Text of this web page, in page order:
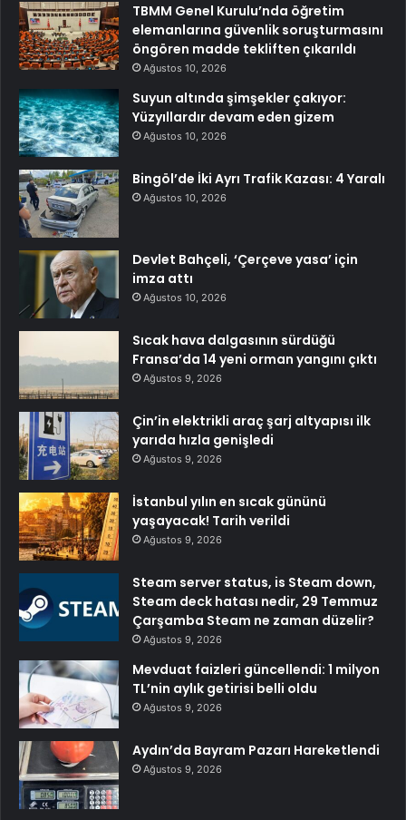
TBMM Genel Kurulu’nda öğretim
elemanlarına güvenlik soruşturmasını
öngören madde tekliften çıkarıldı
Ağustos 10, 2026
Suyun altında şimşekler çakıyor:
Yüzyıllardır devam eden gizem
Ağustos 10, 2026
Bingöl’de İki Ayrı Trafik Kazası: 4 Yaralı
Ağustos 10, 2026
Devlet Bahçeli, ‘Çerçeve yasa’ için
imza attı
Ağustos 10, 2026
Sıcak hava dalgasının sürdüğü
Fransa’da 14 yeni orman yangını çıktı
Ağustos 9, 2026
Çin’in elektrikli araç şarj altyapısı ilk
yarıda hızla genişledi
Ağustos 9, 2026
İstanbul yılın en sıcak gününü
yaşayacak! Tarih verildi
Ağustos 9, 2026
Steam server status, is Steam down,
Steam deck hatası nedir, 29 Temmuz
Çarşamba Steam ne zaman düzelir?
Ağustos 9, 2026
Mevduat faizleri güncellendi: 1 milyon
TL’nin aylık getirisi belli oldu
Ağustos 9, 2026
Aydın’da Bayram Pazarı Hareketlendi
Ağustos 9, 2026